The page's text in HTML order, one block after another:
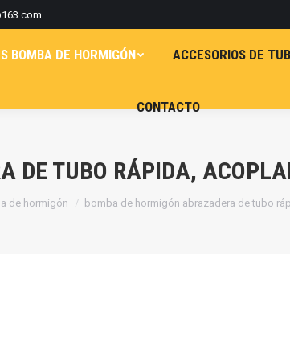
BOMBA DE HORMIGÓN ACCESORIOS DE
CONTACTO
DE TUBO RÁPIDA,
de hormigón bomba de hormigón abrazadera de tubo